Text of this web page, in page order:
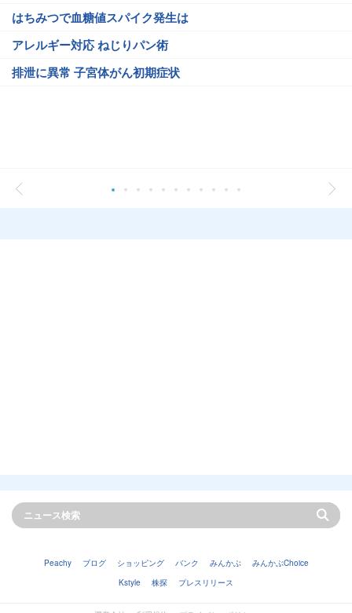
はちみつで血糖値スパイク発生は
アレルギー対応 ねじりパン術
排泄に異常 子宮体がん初期症状
Peachy ブログ ショッピング バンク みんかぶ
みんかぶChoice
Kstyle
株探 プレスリリース